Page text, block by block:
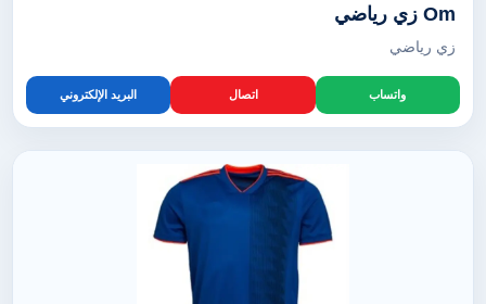
Om زي رياضي
زي رياضي
واتساب اتصال البريد الإلكتروني